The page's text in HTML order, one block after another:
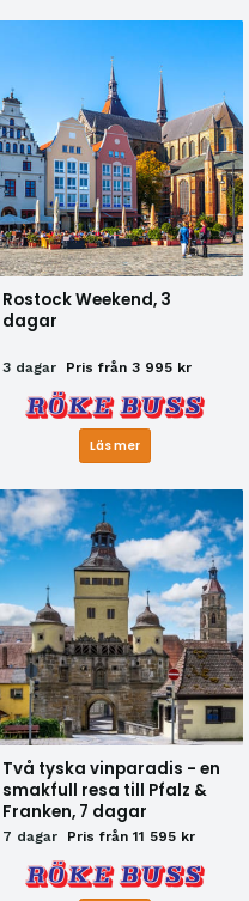
Rostock Weekend, 3
dagar
3 dagar Pris från 3 995 kr
Läs mer
Två tyska vinparadis - en
smakfull resa till Pfalz &
Franken, 7 dagar
7 dagar Pris från 11 595 kr